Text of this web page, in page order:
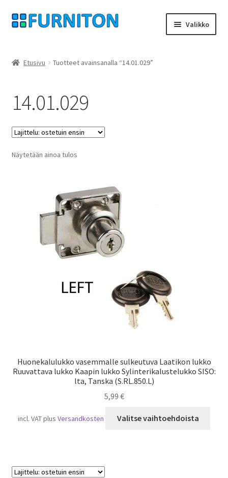
Siirry
navigointiin
Siirry
sisältöön
Valikko
yksityisyyttä
peruuttamisoikeus
Ottaa yhteyttä
Etusivu Tuotteet avainsanalla “14.01.029”
14.01.029
Näytetään ainoa tulos
Huonekalulukko vasemmalle sulkeutuva Laatikon lukko
Ruuvattava lukko Kaapin lukko Sylinterikalustelukko SISO:
lta, Tanska (S.RL.850.L)
5,99 €
incl. VATplus Versandkosten Valitse vaihtoehdoista